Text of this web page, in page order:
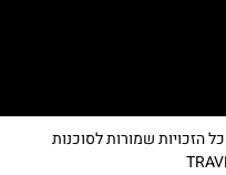
הזכויות שמורות לסוכנות